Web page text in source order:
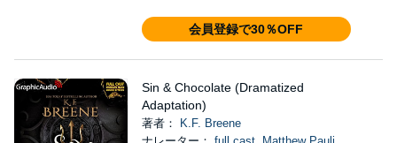
会員登録で30％OFF
Sin & Chocolate (Dramatized
Adaptation)
著者：
K.F. Breene